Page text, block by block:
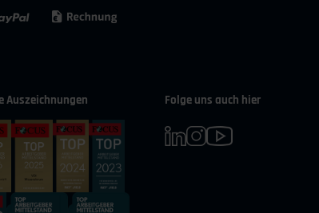
Auszeichnungen Folge uns auch hier